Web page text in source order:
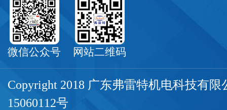
微信公众号 网站二维码
Copyright 2018 广东弗雷特机电科技有
15060112号